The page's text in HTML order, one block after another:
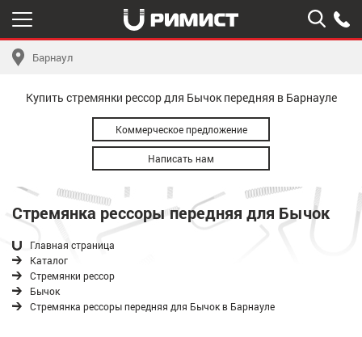
Барнаул
Купить стремянки рессор для Бычок передняя в Барнауле
Коммерческое предложение
Написать нам
Стремянка рессоры передняя для Бычок
Главная страница
Каталог
Стремянки рессор
Бычок
Стремянка рессоры передняя для Бычок в Барнауле